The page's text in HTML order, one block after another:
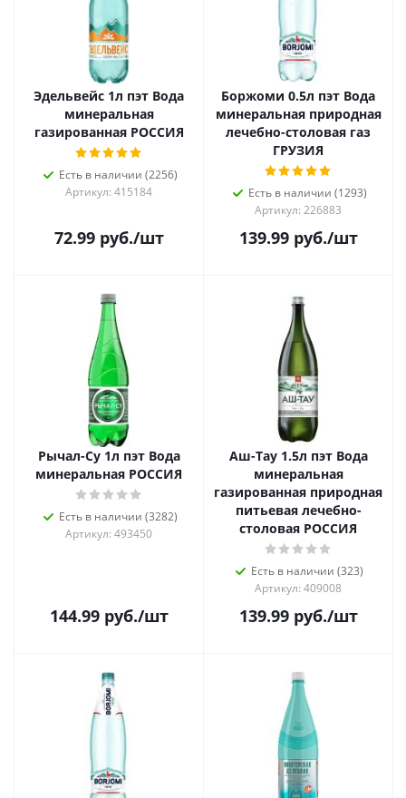
Эдельвейс 1л пэт Вода
минеральная
газированная РОССИЯ
Есть в наличии (2256)
Артикул: 415184
72.99руб./шт
Боржоми 0.5л пэт Вода
минеральная природная
лечебно-столовая газ
ГРУЗИЯ
Есть в наличии (1293)
Артикул: 226883
139.99руб./шт
Рычал-Су 1л пэт Вода
минеральная РОССИЯ
Есть в наличии (3282)
Артикул: 493450
144.99руб./шт
Аш-Тау 1.5л пэт Вода
минеральная
газированная природная
питьевая лечебно-
столовая РОССИЯ
Есть в наличии (323)
Артикул: 409008
139.99руб./шт